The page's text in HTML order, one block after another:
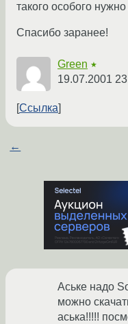
такого особого
Спасибо заранее!
Green ★
19.07.2001
Ссылка
←
Аське надо
можно
аська!!!!!